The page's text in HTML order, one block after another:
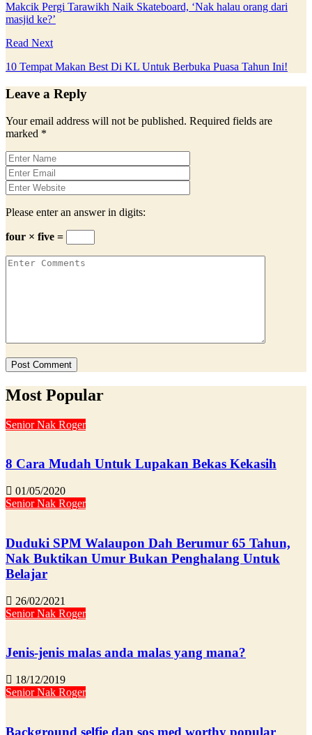
Makcik Pergi Tarawikh Naik Skateboard, ‘Nak halau orang dari
masjid ke?’
Read Next
10 Tempat Makan Best Di KL Untuk Berbuka Puasa Tahun Ini!
Leave a Reply
Your email address will not be published. Required fields are
marked *
Please enter an answer in digits:
four × five =
Most Popular
Senior Nak Roger
8 Cara Mudah Untuk Lupakan Bekas Kekasih
01/05/2020
Senior Nak Roger
Duduki SPM Walaupon Dah Berumur 65 Tahun,
Nak Buktikan Umur Bukan Penghalang Untuk
Belajar
26/02/2021
Senior Nak Roger
Jenis-jenis malas anda malas yang mana?
18/12/2019
Senior Nak Roger
Background selfie dan sos med worthy popular